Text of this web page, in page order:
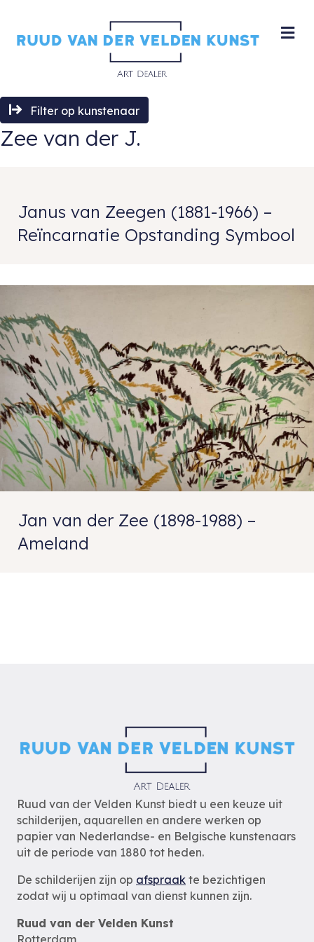
Filter op kunstenaar
Zee van der J.
Janus van Zeegen (1881-1966) –
Reïncarnatie Opstanding Symbool
Jan van der Zee (1898-1988) –
Ameland
Ruud van der Velden Kunst biedt u een keuze uit
schilderijen, aquarellen en andere werken op
papier van Nederlandse- en Belgische kunstenaars
uit de periode van 1880 tot heden.
De schilderijen zijn op afspraak te bezichtigen
zodat wij u optimaal van dienst kunnen zijn.
Ruud van der Velden Kunst
Rotterdam